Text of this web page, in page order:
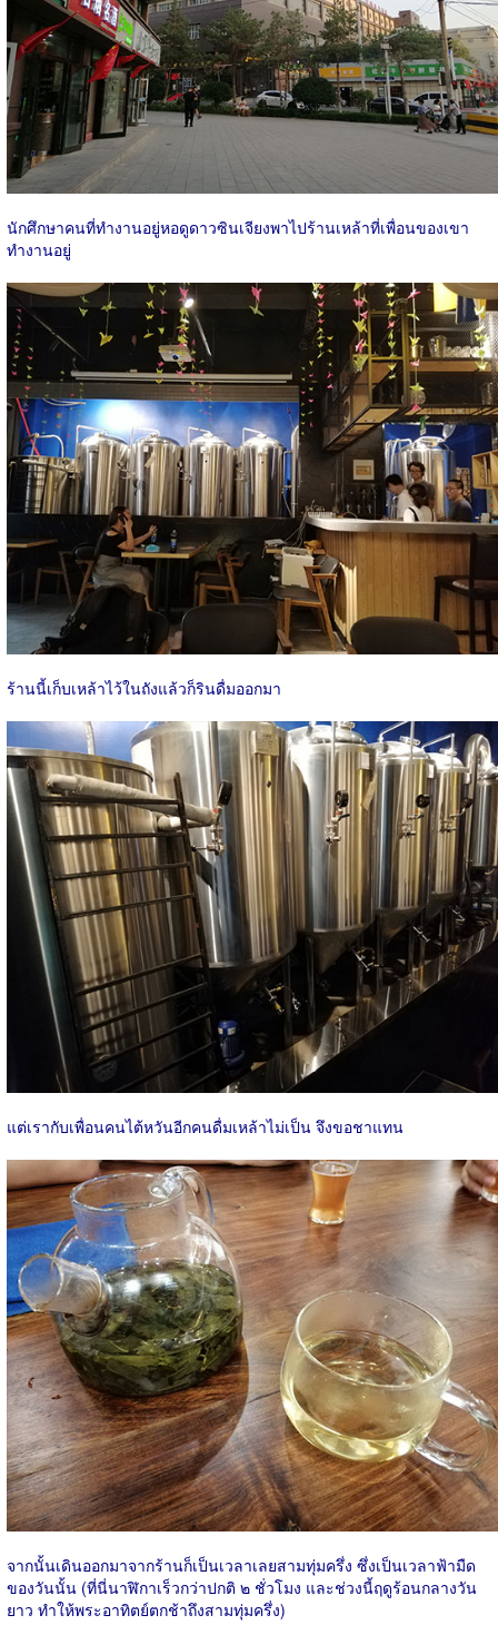
นักศึกษาคนที่ทำงานอยู่หอดูดาวซินเจียงพาไปร้านเหล้าที่เพื่อนของเขา
ทำงานอยู่
ร้านนี้เก็บเหล้าไว้ในถังแล้วก็รินดื่มออกมา
แต่เรากับเพื่อนคนไต้หวันอีกคนดื่มเหล้าไม่เป็น จึงขอชาแทน
จากนั้นเดินออกมาจากร้านก็เป็นเวลาเลยสามทุ่มครึ่ง ซึ่งเป็นเวลาฟ้ามืด
ของวันนั้น (ที่นี่นาฬิกาเร็วกว่าปกติ ๒ ชั่วโมง และช่วงนี้ฤดูร้อนกลางวัน
ยาว ทำให้พระอาทิตย์ตกช้าถึงสามทุ่มครึ่ง)